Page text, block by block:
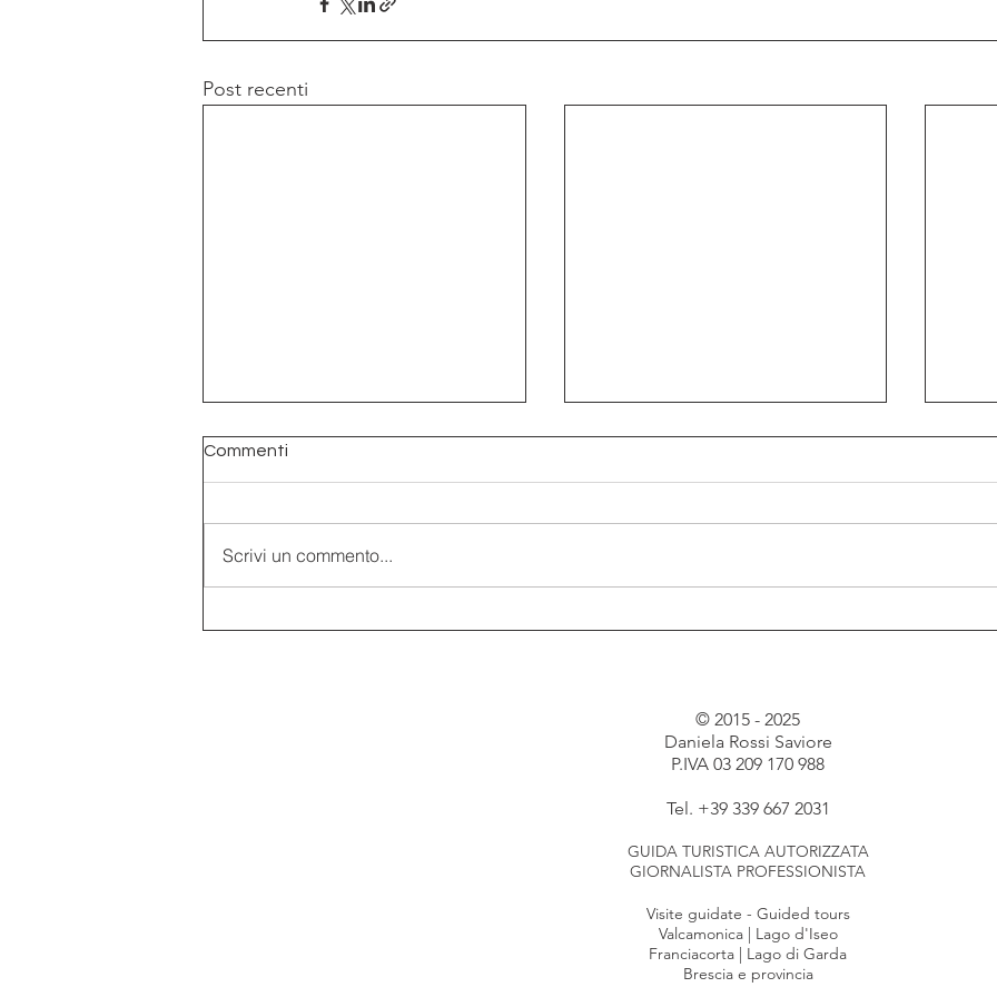
Post recenti
Commenti
Scrivi un commento...
© 2015 - 2025
Daniela Rossi Saviore
P.IVA 03 209 170 988
Tel. +39 339 667 2031
GUIDA TURISTICA AUTORIZZATA
GIORNALISTA PROFESSIONISTA
Visite guidate - Guided tours
Valcamonica | Lago d'Iseo
Franciacorta | Lago di Garda
Brescia e provincia